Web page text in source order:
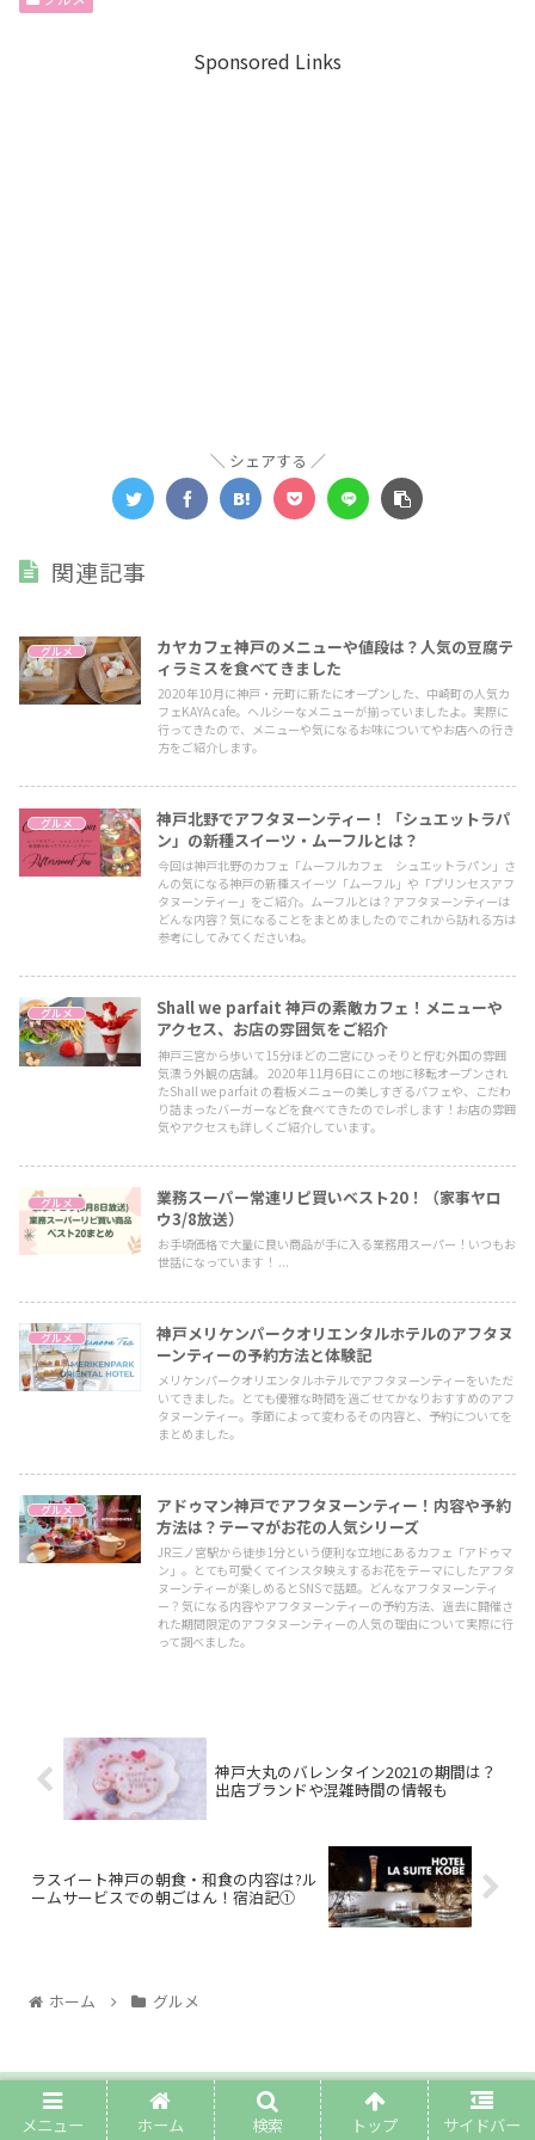
Sponsored Links
シェアする
関連記事
グルメ
カヤカフェ神戸のメニューや値段は？人気の豆腐テ
ィラミスを食べてきました
2020年10月に神戸・元町に新たにオープンした、中崎町の人気カ
フェKAYA cafe。ヘルシーなメニューが揃っていましたよ。実際に
行ってきたので、メニューや気になるお味についてやお店への行き
方をご紹介します。
グルメ
神戸北野でアフタヌーンティー！「シュエットラパ
ン」の新種スイーツ・ムーフルとは？
今回は神戸北野のカフェ「ムーフルカフェ シュエットラパン」さ
んの気になる神戸の新種スイーツ「ムーフル」や「プリンセスアフ
タヌーンティー」をご紹介。ムーフルとは？アフタヌーンティーは
どんな内容？気になることをまとめましたのでこれから訪れる方は
参考にしてみてくださいね。
グルメ
Shall we parfait 神戸の素敵カフェ！メニューや
アクセス、お店の雰囲気をご紹介
神戸三宮から歩いて15分ほどの二宮にひっそりと佇む外国の雰囲
気漂う外観の店舗。 2020年11月6日にこの地に移転オープンされ
たShall we parfait の看板メニューの美しすぎるパフェや、こだわ
り詰まったバーガーなどを食べてきたのでレポします！お店の雰囲
気やアクセスも詳しくご紹介しています。
グルメ
業務スーパー常連リピ買いベスト20！（家事ヤロ
ウ3/8放送）
お手頃価格で大量に良い商品が手に入る業務用スーパー！いつもお
世話になっています！ ...
グルメ
神戸メリケンパークオリエンタルホテルのアフタヌ
ーンティーの予約方法と体験記
メリケンパークオリエンタルホテルでアフタヌーンティーをいただ
いてきました。とても優雅な時間を過ごせてかなりおすすめのアフ
タヌーンティー。季節によって変わるその内容と、予約についてを
まとめました。
グルメ
アドゥマン神戸でアフタヌーンティー！内容や予約
方法は？テーマがお花の人気シリーズ
JR三ノ宮駅から徒歩1分という便利な立地にあるカフェ「アドゥマ
ン」。とても可愛くてインスタ映えするお花をテーマにしたアフタ
ヌーンティーが楽しめるとSNSで話題。どんなアフタヌーンティ
ー？気になる内容やアフタヌーンティーの予約方法、過去に開催さ
れた期間限定のアフタヌーンティーの人気の理由について実際に行
って調べました。
神戸大丸のバレンタイン2021の期間は？
出店ブランドや混雑時間の情報も
ラスイート神戸の朝食・和食の内容は?ル
ームサービスでの朝ごはん！宿泊記①
ホーム グルメ
PAGE TOP
メニュー ホーム 検索 トップ サイドバー